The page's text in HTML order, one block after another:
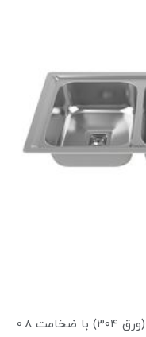
•جنس سینک: استنلس استیل ضدزنگ (ورق ۳۰۴) با ضخامت 0.8